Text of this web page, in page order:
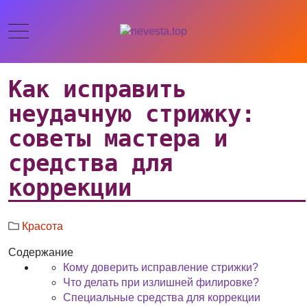
Как исправить
неудачную стрижку:
советы мастера и
средства для
коррекции
Красота
Содержание
Кому доверить исправление стрижки?
Что делать при излишней филировке?
Специальные средства для коррекции